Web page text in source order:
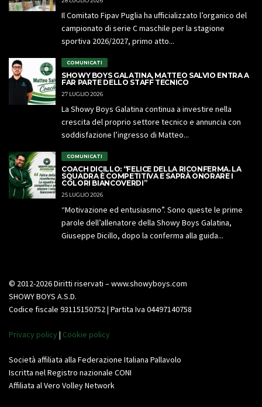
Il Comitato Fipav Puglia ha ufficializzato l’organico del
campionato di serie C maschile per la stagione
sportiva 2026/2027, primo atto...
COMUNICATI
SHOWY BOYS GALATINA, MATTEO SALVIO ENTRA A
FAR PARTE DELLO STAFF TECNICO
27 LUGLIO 2026
La Showy Boys Galatina continua a investire nella
crescita del proprio settore tecnico e annuncia con
soddisfazione l’ingresso di Matteo...
COMUNICATI
COACH DICILLO: “FELICE DELLA RICONFERMA. LA
SQUADRA È COMPETITIVA E SAPRÀ ONORARE I
COLORI BIANCOVERDI”
25 LUGLIO 2026
“Motivazione ed entusiasmo”. Sono queste le prime
parole dell’allenatore della Showy Boys Galatina,
Giuseppe Dicillo, dopo la conferma alla guida...
© 2012-2026 Diritti riservati – www.showyboys.com
SHOWY BOYS A.S.D.
Codice fiscale 93115150752 | Partita Iva 04497140758
Privacy policy | Cookie policy
Società affiliata alla Federazione Italiana Pallavolo
Iscritta nel Registro nazionale CONI
Affiliata al Vero Volley Network